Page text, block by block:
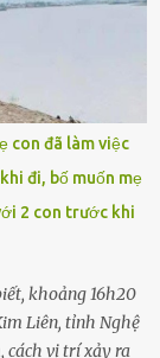
nhờ với! – Cô ơi,
lắc đầu. Người
lên giữa đường
nữa. Trong đầu
xe vào vệ đường,
. Chạy miết.
con đã làm việc
đi, bố muốn mẹ
2 con trước khi
khoảng 16h20
Liên, tỉnh Nghệ
cách vị trí xảy ra